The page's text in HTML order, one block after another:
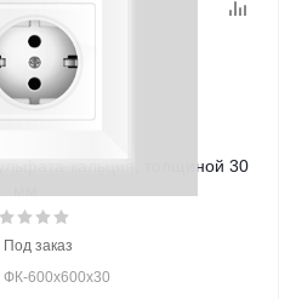
кальция, толщиной 30
Под заказ
ФК-600х600х30